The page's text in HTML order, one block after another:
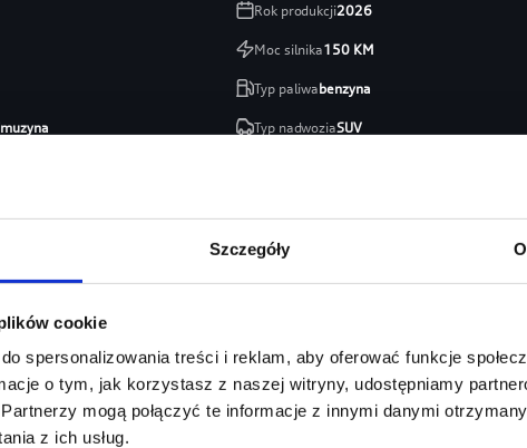
Szczegóły
cookie
spersonalizowania treści i reklam, aby oferować funkcje
o tym, jak korzystasz z naszej witryny, udostępniamy
mogą połączyć te informacje z innymi danymi
z ich usług.
Rok produkcji2026
Moc silnika150KM
Typ paliwabenzyna
Typ nadwoziaSUV
254 460 zł
213 746 zł